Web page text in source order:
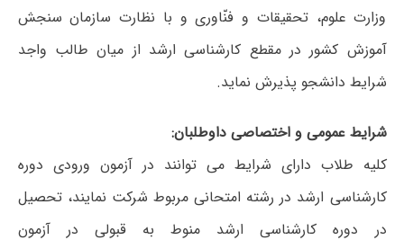
وزارت علوم، تحقیقات و فنّاوری و با نظارت سازمان سنجش
آموزش کشور در مقطع کارشناسی ارشد از میان طالب واجد
شرایط دانشجو پذیرش نماید.
شرایط عمومی و اختصاصی داوطلبان:
کلیه طلاب دارای شرایط می توانند در آزمون ورودی دوره
کارشناسی ارشد در رشته امتحانی مربوط شرکت نمایند، تحصیل
در دوره کارشناسی ارشد منوط به قبولی در آزمون